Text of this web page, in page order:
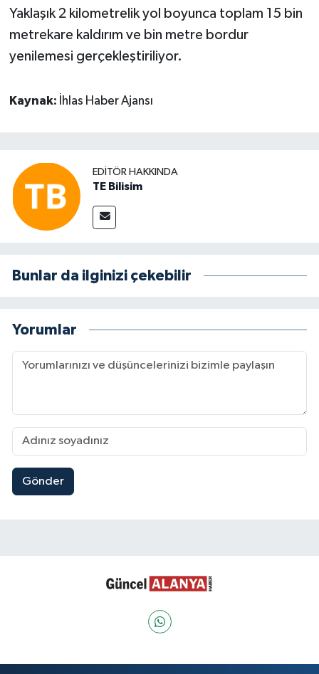
Yaklaşık 2 kilometrelik yol boyunca toplam 15 bin
metrekare kaldırım ve bin metre bordur
yenilemesi gerçekleştiriliyor.
Kaynak: İhlas Haber Ajansı
EDITÖR HAKKINDA
TE Bilisim
Bunlar da ilginizi çekebilir
Yorumlar
Gönder